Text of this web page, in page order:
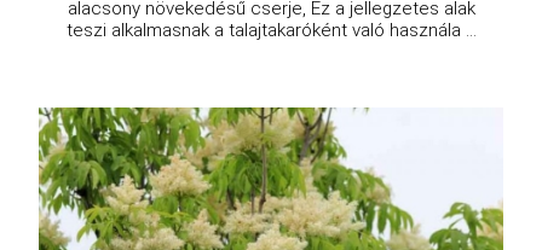
alacsony növekedésű cserje, Ez a jellegzetes alak
teszi alkalmasnak a talajtakaróként való használa ...